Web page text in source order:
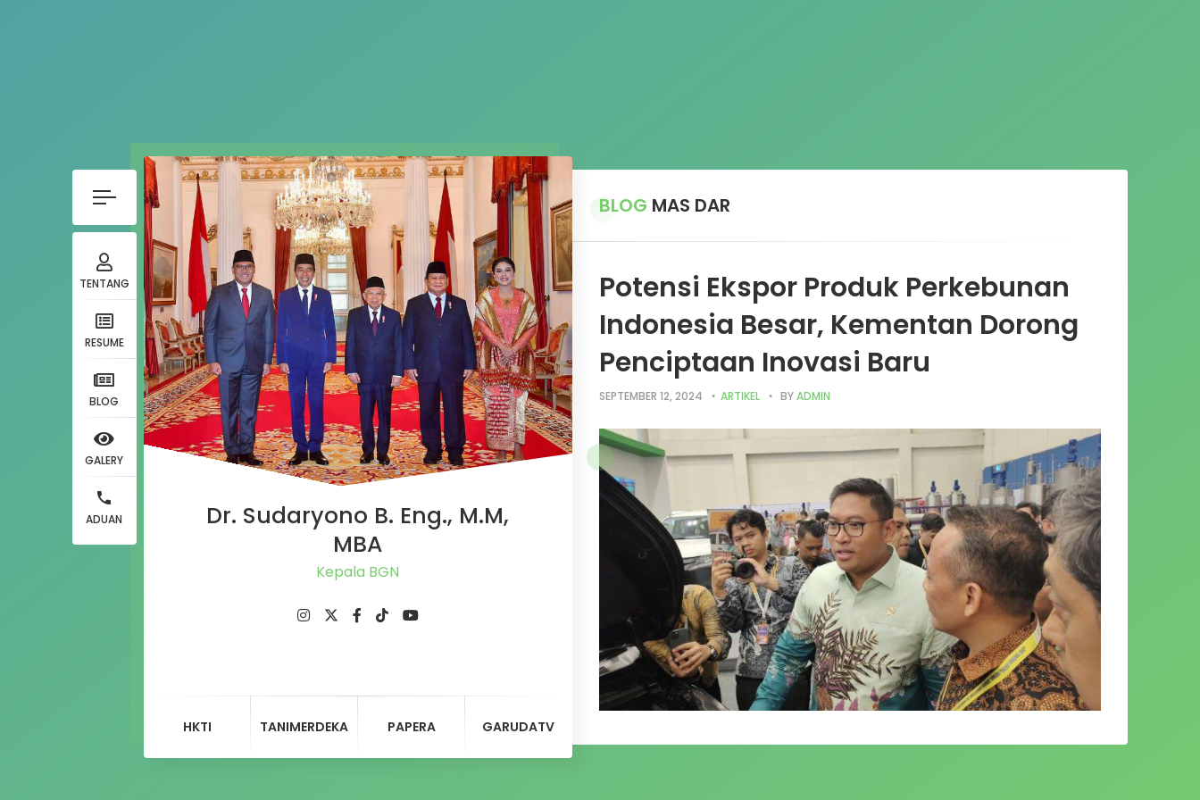
TENTANG
RESUME
BLOG
GALERY
ADUAN
Dr. Sudaryono B. Eng., M.M,
MBA
Kepala BGN
HKTI TANIMERDEKA PAPERA GARUDATV
BLOG MAS DAR
Potensi Ekspor Produk Perkebunan
Indonesia Besar, Kementan Dorong
Penciptaan Inovasi Baru
SEPTEMBER 12, 2024 ARTIKEL BYADMIN
Indonesia sebagai negara agraris memiliki potensi besar di bidang